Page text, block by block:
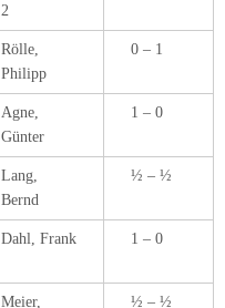
2
Rölle,
Philipp
0 – 1
Agne,
Günter
1 – 0
Lang,
Bernd
½ – ½
Dahl, Frank 1 – 0
Meier,
½ – ½